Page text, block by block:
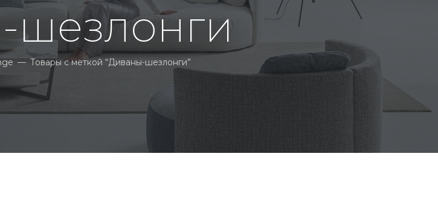
— Товары с меткой “Диваны-шезлонги”